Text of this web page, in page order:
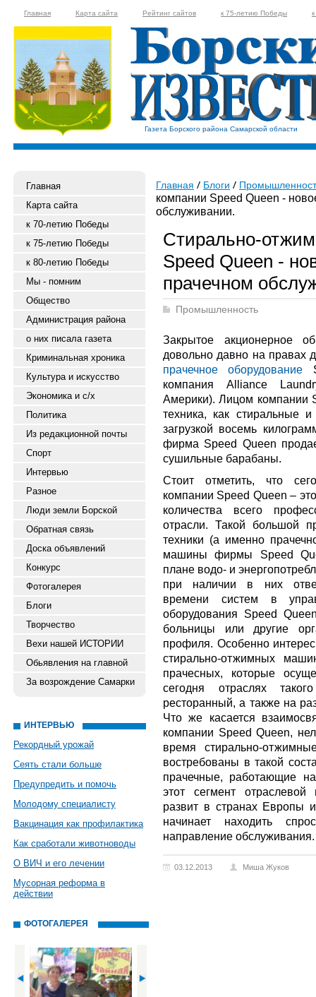
Главная Карта сайта Рейтинг сайтов к 75-летию Победы
Газета Борского района Самарской области
Главная
Карта сайта
к 70-летию Победы
к 75-летию Победы
к 80-летию Победы
Мы - помним
Общество
Администрация района
о них писала газета
Криминальная хроника
Культура и искусство
Экономика и с/х
Политика
Из редакционной почты
Спорт
Интервью
Разное
Люди земли Борской
Обратная связь
Доска объявлений
Конкурс
Фотогалерея
Блоги
Творчество
Вехи нашей ИСТОРИИ
Обьявления на главной
За возрождение Самарки
ИНТЕРВЬЮ
Рекордный урожай
Сеять стали больше
Предупредить и помочь
Молодому специалисту
Вакцинация как профилактика
Как сработали животноводы
О ВИЧ и его лечении
Мусорная реформа в
действии
ФОТОГАЛЕРЕЯ
Главная Блоги
компании Speed Queen -
обслуживании.
Стирально-
Speed Queen -
прачечном
Промышленность
Закрытое акционерное
довольно давно на правах
прачечное оборудование
компания Alliance
Америки). Лицом компании
техника, как
загрузкой восемь
фирма Speed Queen
сушильные барабаны.
Стоит отметить, что
компании Speed Queen –
количества всего
отрасли. Такой большой
техники (а именно
машины фирмы Speed
плане водо- и
при наличии в них
времени систем в
оборудования Speed
больницы или другие
профиля. Особенно
стирально-отжимных
прачесных, которые
сегодня отраслях
ресторанный, а также на
Что же касается
компании Speed Queen,
время стирально-
востребованы в такой
прачечные, работающие
этот сегмент
развит в странах Европы
начинает находить
направление обслуживания.
03.12.2013 Миша Жуков